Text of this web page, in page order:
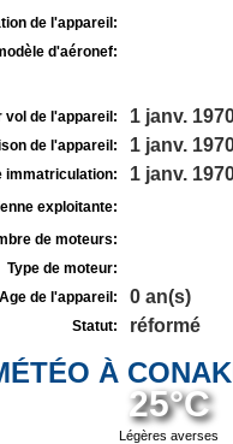
de l'appareil:
d'aéronef:
vol de l'appareil: 1 janv.
de l'appareil: 1 janv.
immatriculation: 1 janv.
exploitante:
de moteurs:
Type de moteur:
Age de l'appareil:
0 an(s)
Statut: réformé
À
25°C
Légères averses